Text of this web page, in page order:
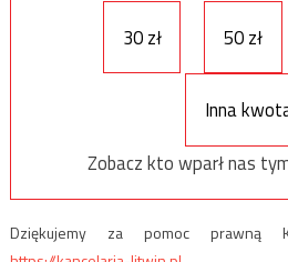
30 zł
50 zł
Inna
Zobacz kto wparł nas
Dziękujemy za pomoc prawną